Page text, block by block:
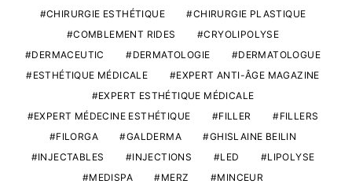
CHIRURGIE ESTHÉTIQUE
CHIRURGIE PLASTIQUE
COMBLEMENT RIDES
CRYOLIPOLYSE
DERMACEUTIC
DERMATOLOGIE
DERMATOLOGUE
ESTHÉTIQUE MÉDICALE
EXPERT ANTI-ÂGE MAGAZINE
EXPERT ESTHÉTIQUE MÉDICALE
EXPERT MÉDECINE ESTHÉTIQUE
FILLER
FILLERS
FILORGA
GALDERMA
GHISLAINE BEILIN
INJECTABLES
INJECTIONS LED
LIPOLYSE
MEDISPA
MERZ
MINCEUR